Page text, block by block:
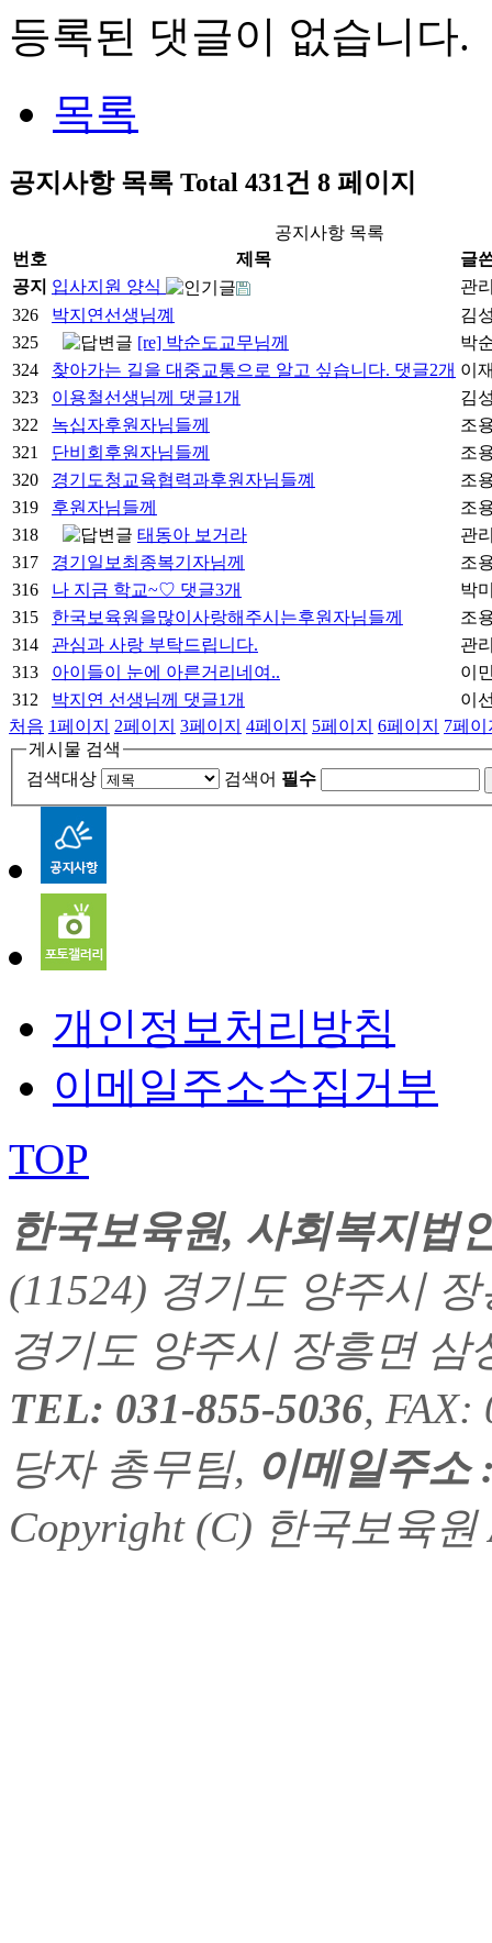
등록된 댓글이 없습니다.
목록
공지사항목록 Total 431건 8 페이지
공지사항 목록
번호
제목
글
공지 입사지원 양식
관
326
박지연선생님꼐
김
325
[re] 박순도교무님께
박
324
찾아가는 길을 대중교통으로 알고 싶습니다. 댓글2개 이
323
이용철선생님께 댓글1개
김
322
녹십자후원자님들께
조
321
단비회후원자님들께
조
320
경기도청교육협력과후원자님들꼐
조
319
후원자님들께
조
318
태동아 보거라
관
317
경기일보최종복기자님께
조
316
나 지금 학교~♡ 댓글3개
박
315
한국보육원을많이사랑해주시는후원자님들께
조
314
관심과 사랑 부탁드립니다.
관
313
아이들이 눈에 아른거리네여..
이
312
박지연 선생님께 댓글1개
이
처음 1페이지 2페이지 3페이지 4페이지 5페이지 6페이지 7페이
게시물 검색
검색대상
검색어 필수
개인정보처리방침
이메일주소수집거부
TOP
한국보육원, 사회복지법
(11524) 경기도 양주시
경기도 양주시 장흥면 삼
TEL: 031-855-5036, FAX:
당자 총무팀, 이메일주소
Copyright (C) 한국보육